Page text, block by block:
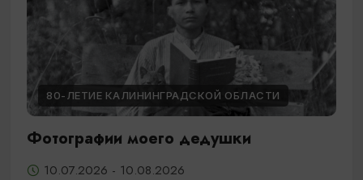
80-ЛЕТИЕ КАЛИНИНГРАДСКОЙ ОБЛАСТИ
Фотографии моего дедушки
10.07.2026 - 10.08.2026